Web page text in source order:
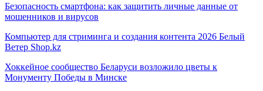
Безопасность смартфона: как защитить личные данные от
мошенников и вирусов
Компьютер для стриминга и создания контента 2026 Белый
Ветер Shop.kz
Хоккейное сообщество Беларуси возложило цветы к
Монументу Победы в Минске